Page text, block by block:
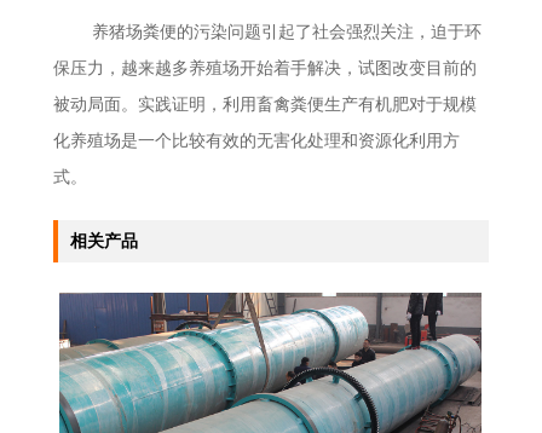
养猪场粪便的污染问题引起了社会强烈关注，迫于环
保压力，越来越多养殖场开始着手解决，试图改变目前的
被动局面。实践证明，利用畜禽粪便生产有机肥对于规模
化养殖场是一个比较有效的无害化处理和资源化利用方
式。
相关产品